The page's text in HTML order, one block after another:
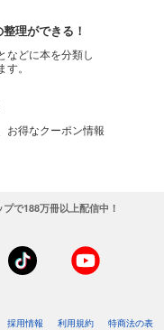
理ができる！
などに本を分類し
。
お得なクーポン情報
で188万冊以上配信中！
採用情報 利用規約 特商法の表